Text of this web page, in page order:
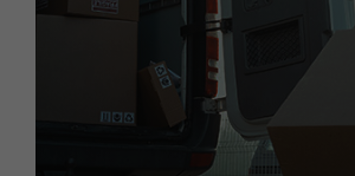
siempre el máximo.